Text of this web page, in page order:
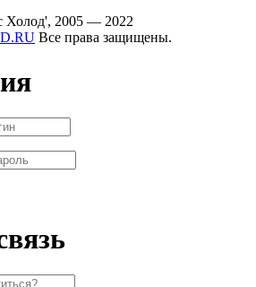
Холод', 2005 — 2022
Все права защищены.